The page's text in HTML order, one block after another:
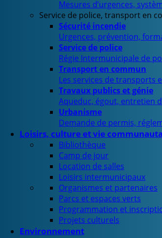
Mesures d’urgences,
Service de police, transport en
Sécurité incendie
Urgences, prévention,
Service de police
Régie Intermunicipale de
Transport en commun
Les services de
Travaux publics et génie
Aqueduc, égout, entretien
Urbanisme
Demande de permis,
Loisirs, culture et vie
Bibliothèque
Camp de jour
Location de salles
Loisirs intermunicipaux
Organismes et partenaires
Parcs et espaces verts
Programmation et
Projets culturels
Environnement